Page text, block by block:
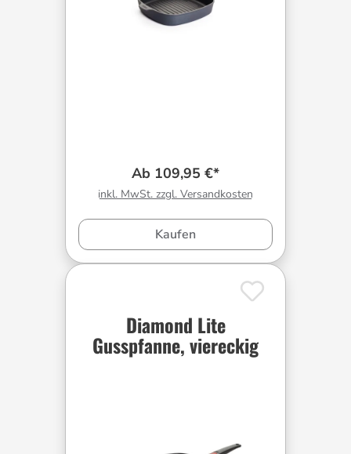
Ab 109,95 €*
inkl. MwSt. zzgl. Versandkosten
Kaufen
Diamond Lite
Gusspfanne, viereckig